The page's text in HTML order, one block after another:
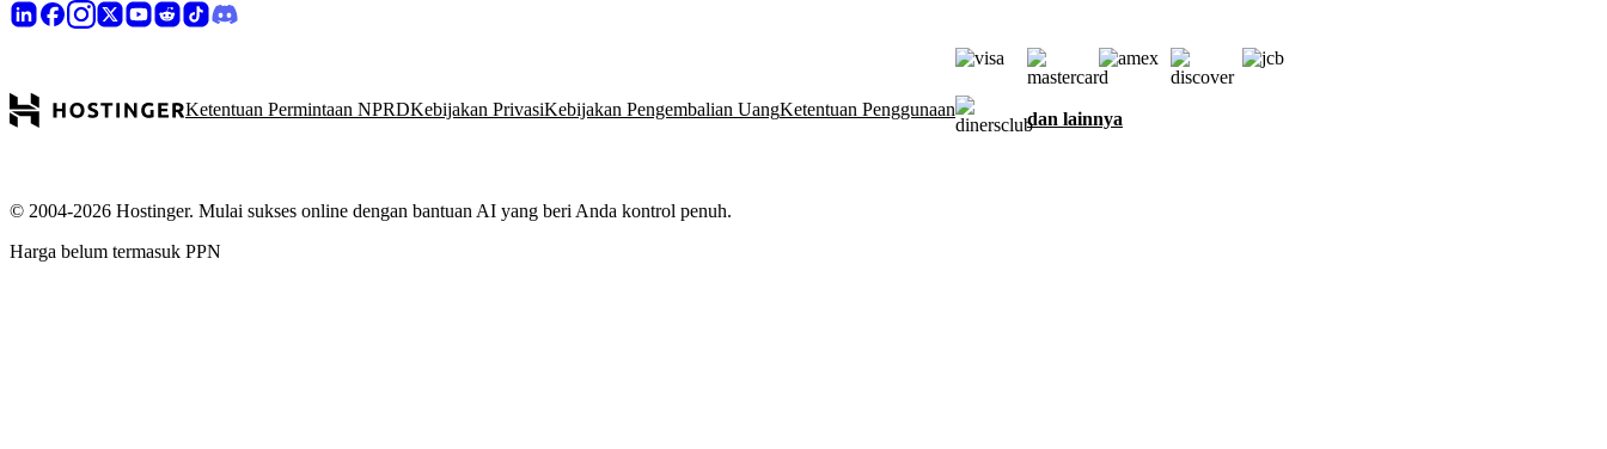
Ketentuan Permintaan NPRDKebijakan PrivasiKebijakan Pengembalian UangKetentuan Penggunaan dan lainnya
© 2004-2026 Hostinger. Mulai sukses online dengan bantuan AI yang beri Anda kontrol penuh.
Harga belum termasuk PPN